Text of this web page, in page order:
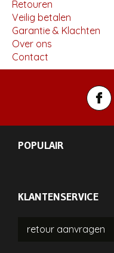
Retouren
Veilig betalen
Garantie & Klachten
Over ons
Contact
POPULAIR
KLANTENSERVICE
retour aanvragen